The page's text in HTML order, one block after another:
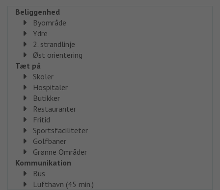
Beliggenhed
Byområde
Ydre
2. strandlinje
Øst orientering
Tæt på
Skoler
Hospitaler
Butikker
Restauranter
Fritid
Sportsfaciliteter
Golfbaner
Grønne Områder
Kommunikation
Bus
Lufthavn (45 min.)